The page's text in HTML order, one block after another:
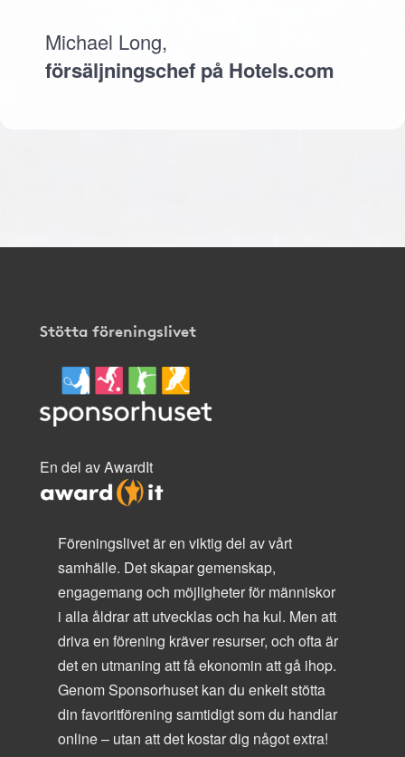
Michael Long,
försäljningschef på Hotels.com
Stötta föreningslivet
En del av AwardIt
Föreningslivet är en viktig del av vårt
samhälle. Det skapar gemenskap,
engagemang och möjligheter för människor
i alla åldrar att utvecklas och ha kul. Men att
driva en förening kräver resurser, och ofta är
det en utmaning att få ekonomin att gå ihop.
Genom Sponsorhuset kan du enkelt stötta
din favoritförening samtidigt som du handlar
online – utan att det kostar dig något extra!